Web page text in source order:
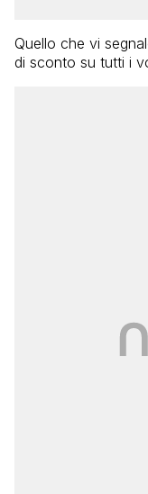
Quello che vi
di sconto su tutti i